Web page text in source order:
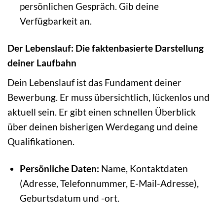
persönlichen Gespräch. Gib deine
Verfügbarkeit an.
Der Lebenslauf: Die faktenbasierte Darstellung
deiner Laufbahn
Dein Lebenslauf ist das Fundament deiner
Bewerbung. Er muss übersichtlich, lückenlos und
aktuell sein. Er gibt einen schnellen Überblick
über deinen bisherigen Werdegang und deine
Qualifikationen.
Persönliche Daten: Name, Kontaktdaten
(Adresse, Telefonnummer, E-Mail-Adresse),
Geburtsdatum und -ort.